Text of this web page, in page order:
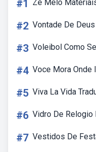
#1 Zé Melo
#2 Vontade De
#3 Voleibol Como
#4 Voce Mora Onde
#5 Viva La Vida
#6 Vidro De Relogio
#7 Vestidos De